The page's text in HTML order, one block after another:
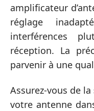
amplificateur
réglage
interférences
réception. La
parvenir à une
Assurez-vous de la
votre antenne